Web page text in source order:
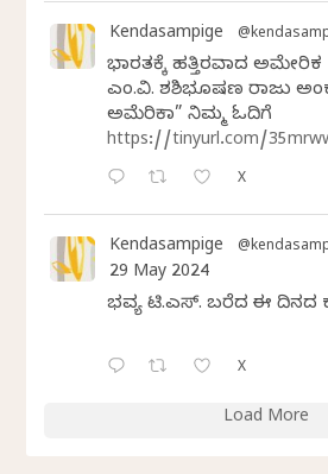
Kendasampige
ಭಾರತಕ್ಕೆ ಹತ್ತಿರವಾದ ಅಮೇರಿಕ
ಎಂ.ವಿ. ಶಶಿಭೂಷಣ ರಾಜು
ಅಮೆರಿಕಾ” ನಿಮ್ಮ ಓದಿಗೆ
https://tinyurl.com/
X
Kendasampige
29 May 2024
ಭವ್ಯ ಟಿ.ಎಸ್. ಬರೆದ ಈ ದಿನದ
X
Load More